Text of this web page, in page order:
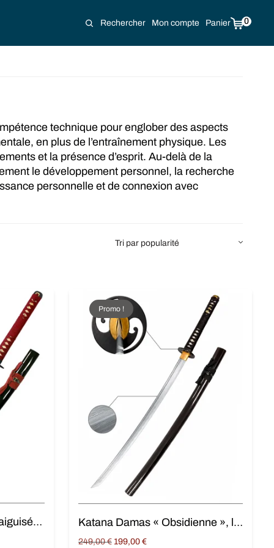
Rechercher Mon compte Panier 0
technique pour englober des aspects
en plus de l’entraînement physique. Les
et la présence d’esprit. Au-delà de la
le développement personnel, la recherche
personnelle et de connexion avec
Katana « Rubis », Lame aiguisée Damas
Promo !
Katana Damas « Obsidienne », lame aiguisée
249,00€ Original
199,00 €Current